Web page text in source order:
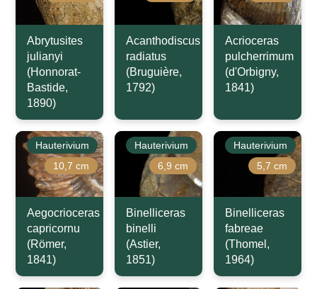
Abrytusites
julianyi
(Honnorat-
Bastide,
1890)
Acanthodiscus
radiatus
(Bruguière,
1792)
Acrioceras
pulcherrimum
(d'Orbigny,
1841)
Hauterivium
10,7 cm
Aegocrioceras
capricornu
(Römer,
1841)
Hauterivium
6,9 cm
Binelliceras
binelli
(Astier,
1851)
Hauterivium
5,7 cm
Binelliceras
fabreae
(Thomel,
1964)